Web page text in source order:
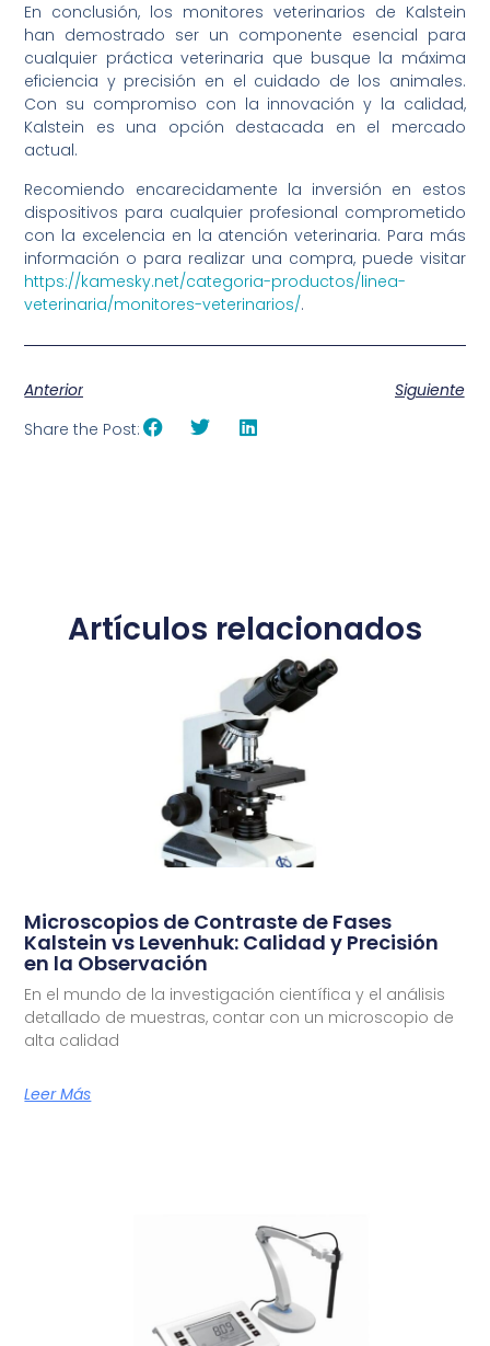
En conclusión, los monitores veterinarios de Kalstein
han demostrado ser un componente esencial para
cualquier práctica veterinaria que busque la máxima
eficiencia y precisión en el cuidado de los animales.
Con su compromiso con la innovación y la calidad,
Kalstein es una opción destacada en el mercado
actual.
Recomiendo encarecidamente la inversión en estos
dispositivos para cualquier profesional comprometido
con la excelencia en la atención veterinaria. Para más
información o para realizar una compra, puede visitar
https://kamesky.net/categoria-productos/linea-
veterinaria/monitores-veterinarios/.
Anterior
Siguiente
Share the Post:
Artículos relacionados
Microscopios de Contraste de Fases
Kalstein vs Levenhuk: Calidad y Precisión
en la Observación
En el mundo de la investigación científica y el análisis
detallado de muestras, contar con un microscopio de
alta calidad
Leer Más